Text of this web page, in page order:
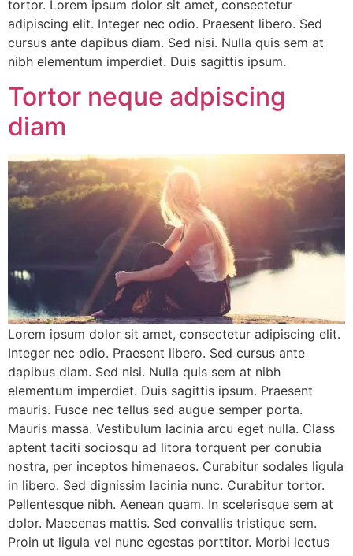
tortor. Lorem ipsum dolor sit amet, consectetur
adipiscing elit. Integer nec odio. Praesent libero. Sed
cursus ante dapibus diam. Sed nisi. Nulla quis sem at
nibh elementum imperdiet. Duis sagittis ipsum.
Tortor neque adpiscing
diam
Lorem ipsum dolor sit amet, consectetur adipiscing elit.
Integer nec odio. Praesent libero. Sed cursus ante
dapibus diam. Sed nisi. Nulla quis sem at nibh
elementum imperdiet. Duis sagittis ipsum. Praesent
mauris. Fusce nec tellus sed augue semper porta.
Mauris massa. Vestibulum lacinia arcu eget nulla. Class
aptent taciti sociosqu ad litora torquent per conubia
nostra, per inceptos himenaeos. Curabitur sodales ligula
in libero. Sed dignissim lacinia nunc. Curabitur tortor.
Pellentesque nibh. Aenean quam. In scelerisque sem at
dolor. Maecenas mattis. Sed convallis tristique sem.
Proin ut ligula vel nunc egestas porttitor. Morbi lectus